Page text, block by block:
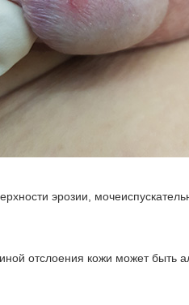
эрозии,
отслоения кожи может быть